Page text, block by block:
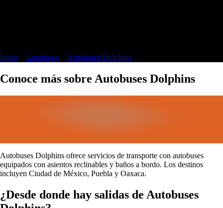
Inicio Autobuses Autobuses Dolphins
Conoce más sobre Autobuses Dolphins
Autobuses Dolphins ofrece servicios de transporte con autobuses
equipados con asientos reclinables y baños a bordo. Los destinos
incluyen Ciudad de México, Puebla y Oaxaca.
¿Desde donde hay salidas de Autobuses